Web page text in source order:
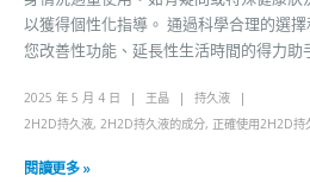
以獲得個性化指導。 通過科學合理的選
您改善性功能、延長性生活時間的得力助
2025 年 5 月 4 日 王晶
持久液
2H2D持久液, 2H2D持久液的成分, 正確使用2H2D持
閱讀更多 »